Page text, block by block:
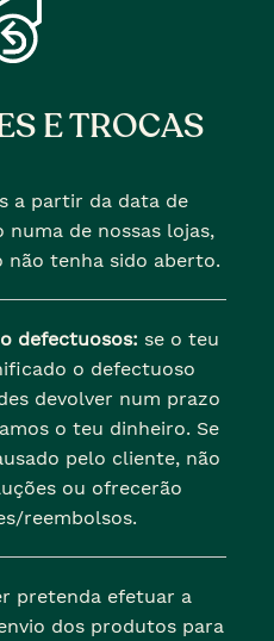
E TROCAS
a partir da data de
de nossas lojas,
tenha sido aberto.
defectuosos: se o teu
o defectuoso
devolver num prazo
o teu dinheiro. Se
pelo cliente, não
ou ofrecerão
reembolsos.
pretenda efetuar a
dos produtos para